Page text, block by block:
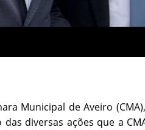
Municipal de Aveiro
das diversas ações que a